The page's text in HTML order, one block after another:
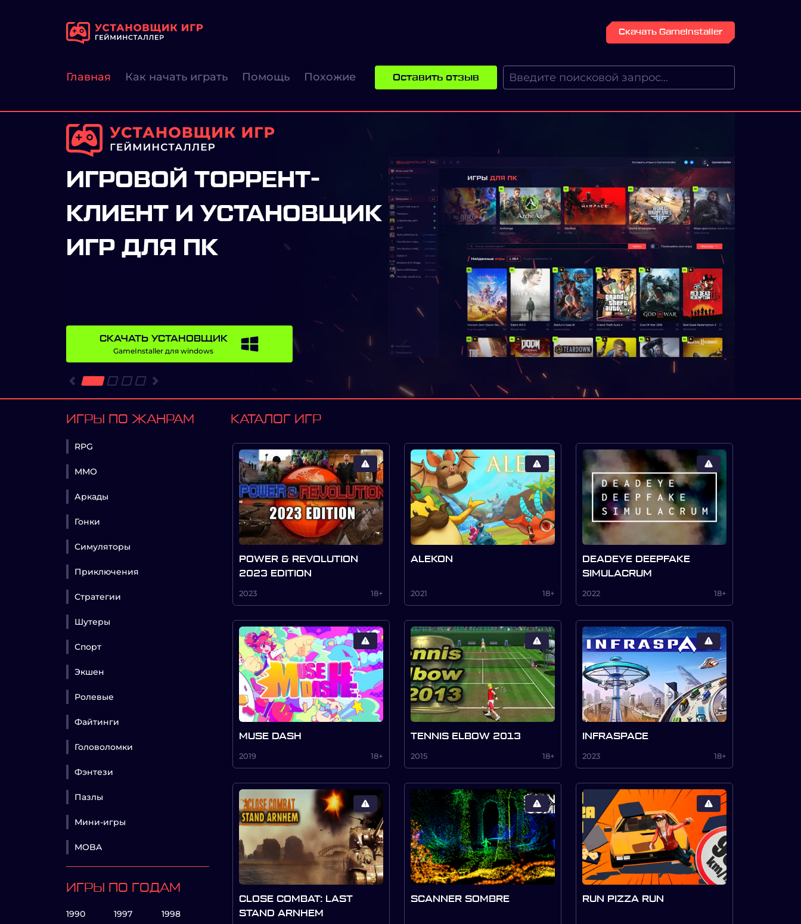
Скачать GameInstaller
Главная Как начать играть Помощь Похожие Оставить отзыв
ИГРОВОЙ ТОРРЕНТ-
КЛИЕНТ И УСТАНОВЩИК
ИГР ДЛЯ ПК
СКАЧАТЬ УСТАНОВЩИК
GameInstaller для windows
Предыдущий Следующий
ИГРЫ ПО ЖАНРАМ
RPG
MMO
Аркады
Гонки
Симуляторы
Приключения
Стратегии
Шутеры
Спорт
Экшен
Ролевые
Файтинги
Головоломки
Фэнтези
Пазлы
Мини-игры
MOBA
ИГРЫ ПО ГОДАМ
1990 1997 1998
КАТАЛОГ ИГР
POWER & REVOLUTION
2023 EDITION
2023 18+
ALEKON
2021 18+
DEADEYE DEEPFAKE
SIMULACRUM
2022 18+
MUSE DASH
2019 18+
TENNIS ELBOW 2013
2015 18+
INFRASPACE
2023 18+
CLOSE COMBAT: LAST
STAND ARNHEM
SCANNER SOMBRE RUN PIZZA RUN